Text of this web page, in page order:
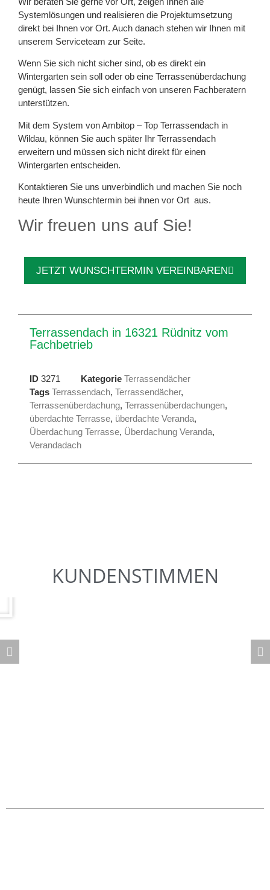
Systemlösungen und realisieren die Projektumsetzung
direkt bei Ihnen vor Ort. Auch danach stehen wir Ihnen mit
unserem Serviceteam zur Seite.
Wenn Sie sich nicht sicher sind, ob es direkt ein
Wintergarten sein soll oder ob eine Terrassenüberdachung
genügt, lassen Sie sich einfach von unseren Fachberatern
unterstützen.
Mit dem System von Ambitop – Top Terrassendach in
Wildau, können Sie auch später Ihr Terrassendach
erweitern und müssen sich nicht direkt für einen
Wintergarten entscheiden.
Kontaktieren Sie uns unverbindlich und machen Sie noch
heute Ihren Wunschtermin bei ihnen vor Ort aus.
Wir freuen uns auf Sie!
JETZT WUNSCHTERMIN VEREINBAREN
Terrassendach in 16321 Rüdnitz vom
Fachbetrieb
ID 3271 Kategorie Terrassendächer
Tags Terrassendach, Terrassendächer,
Terrassenüberdachung, Terrassenüberdachungen,
überdachte Terrasse, überdachte Veranda,
Überdachung Terrasse, Überdachung Veranda,
Verandadach
KUNDENSTIMMEN